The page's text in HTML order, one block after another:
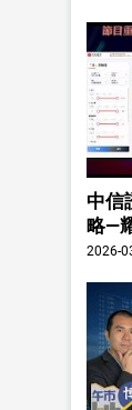
中信
略—
2026-